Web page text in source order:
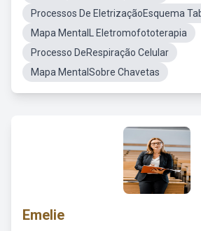
Processos De EletrizaçãoEsquema
Mapa MentalL Eletromofototerapia
Processo DeRespiração Celular
Mapa MentalSobre Chavetas
Emelie